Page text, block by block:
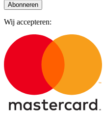
Abonneren
Wij accepteren: